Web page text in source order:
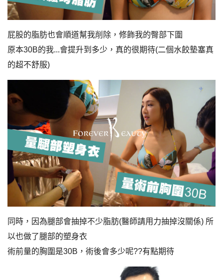
屁股的脂肪也會順道幫我削除，修飾我的臀部下圍
原本30B的我...會提升到多少，真的很期待(二個水餃墊塞真
的超不舒服)
同時，因為腿部會抽掉不少脂肪(醫師請用力抽掉沒關係) 所
以也做了腿部的塑身衣
術前量的胸圍是30B，術後會多少呢??有點期待